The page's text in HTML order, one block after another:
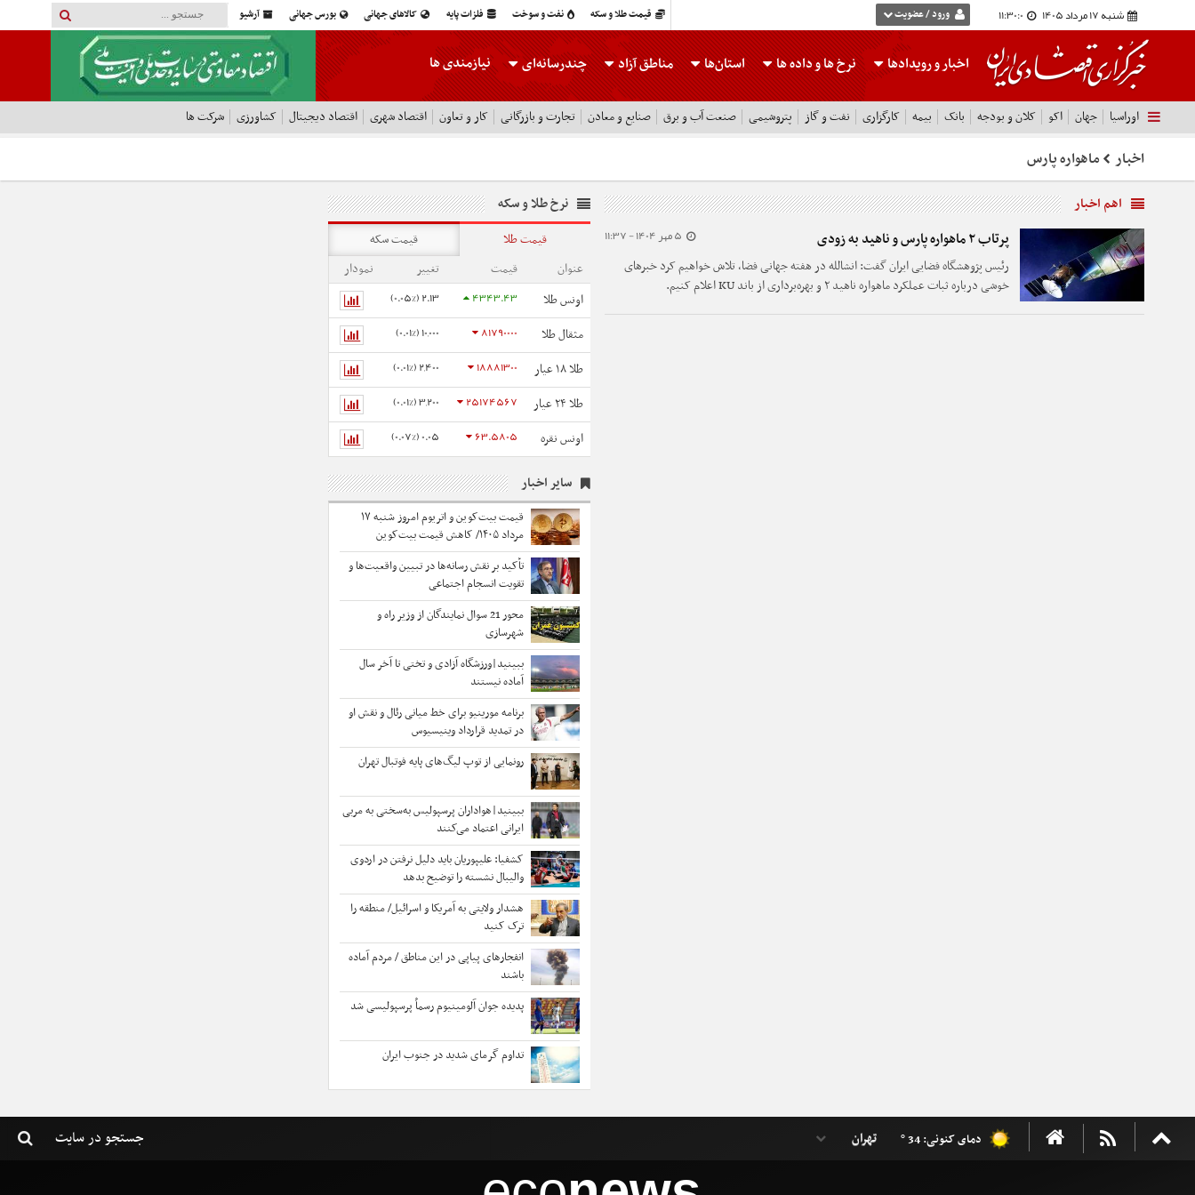
قیمت طلا و سکه نفت و سوخت فلزات پایه کالاهای جهانی بورس جهانی آرشیو شنبه 17 مرداد 1405 11:30:0 ورود / عضویت
اخبار و رویدادها نرخ هاو داده ها استان‌ها مناطق آزاد چندرسانه‌ای نیازمندی ها
اوراسیا جهان اکو کلان و بودجه بانک بیمه کارگزاری نفت و گاز پتروشیمی صنعت آب و برق صنایع و معادن تجارت و بازرگانی کار و تعاون اقتصاد شهری اقتصاد دیجیتال کشاورزی شرکت ها
اخبار ماهواره پارس
اهم اخبار
5 مهر 1404 - 11:37 پرتاب ۲ ماهواره پارس و ناهید به زودی
رئیس پژوهشگاه فضایی ایران گفت: انشالله در هفته جهانی فضا، تلاش خواهیم کرد خبر‌های
خوشی درباره ثبات عملکرد ماهواره ناهید ۲ و بهره‌برداری از باند KU اعلام کنیم.
نرخ طلا و سکه
قیمت طلا
قیمت سکه
عنوان
قیمت تغییر
نمودار
اونس طلا
4343.43
2.13 (0.05%)
مثقال طلا 81790000
10,000 (0.01%)
طلا ۱۸ عیار 18881300
2,400 (0.01%)
طلا ۲۴ عیار 25174567
3,200 (0.01%)
اونس نقره 63.5805
0.05 (0.07%)
سایر اخبار
قیمت بیت‌کوین و اتریوم امروز شنبه ۱۷
مرداد ۱۴۰۵/ کاهش قیمت بیت‌کوین
تأکید بر نقش رسانه‌ها در تبیین واقعیت‌ها و
تقویت انسجام اجتماعی
محور 21 سوال نمایندگان از وزیر راه و
شهرسازی
ببینید|ورزشگاه‌ آزادی و تختی تا آخر سال
آماده نیستند
برنامه مورینیو برای خط میانی رئال و نقش او
در تمدید قرارداد وینیسیوس
رونمایی از توپ لیگ‌های پایه فوتبال تهران
ببینید|هواداران پرسپولیس به‌سختی به مربی
ایرانی اعتماد می‌کنند
کشفیا: علیپوریان باید دلیل نرفتن در اردوی
والیبال نشسته را توضیح بدهد
هشدار ولایتی به آمریکا و اسرائیل/ منطقه را
ترک کنید
انفجارهای پیاپی در این مناطق / مردم آماده
باشند
پدیده جوان آلومینیوم رسماً پرسپولیسی شد
تداوم گرمای شدید در جنوب ایران
دمای کنونی: 34 °